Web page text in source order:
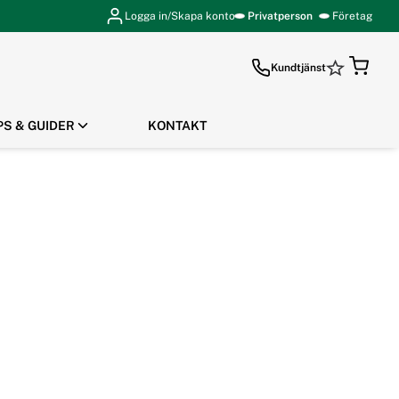
Logga in/Skapa konto Privatperson Företag
Kundtjänst
& GUIDER KONTAKT
GÅ TILL KASSAN